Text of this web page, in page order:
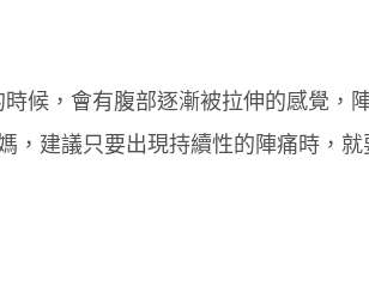
候，會有腹部逐漸被拉伸的感覺，
，建議只要出現持續性的陣痛時，就